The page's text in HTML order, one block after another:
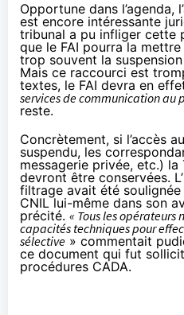
Opportune dans l’agenda,
est encore intéressante
tribunal a pu infliger cette
que le FAI pourra la
trop souvent la
Mais ce raccourci est
textes, le FAI devra en
services de communication au
reste.
Concrètement, si l’accès
suspendu, les
messagerie privée, etc.)
devront être conservées.
filtrage avait été soulignée
CNILlui-même dans son
précité. « Tous les opérateurs
capacités techniques pour
sélective » commentait
ce document qui fut
procédures CADA.